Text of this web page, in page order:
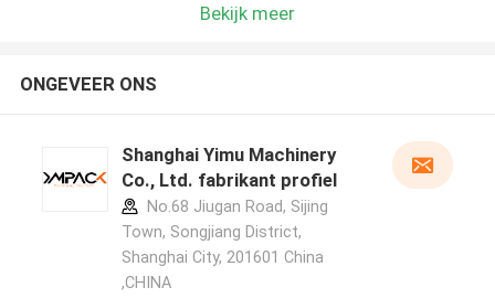
Bekijk meer
ONGEVEER ONS
Shanghai Yimu Machinery
Co., Ltd. fabrikant profiel
No.68 Jiugan Road, Sijing
Town, Songjiang District,
Shanghai City, 201601 China
,CHINA